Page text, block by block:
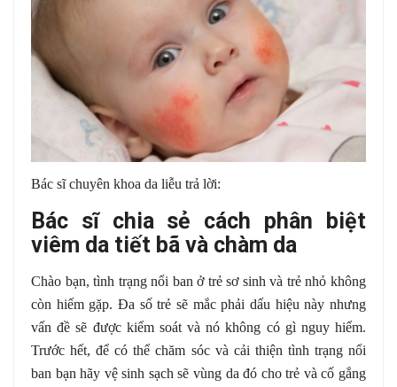
Bác sĩ chuyên khoa da liễu trả lời:
Bác sĩ chia sẻ cách phân biệt
viêm da tiết bã và chàm da
Chào bạn, tình trạng nổi ban ở trẻ sơ sinh và trẻ nhỏ không
còn hiếm gặp. Đa số trẻ sẽ mắc phải dấu hiệu này nhưng
vấn đề sẽ được kiểm soát và nó không có gì nguy hiểm.
Trước hết, để có thể chăm sóc và cải thiện tình trạng nổi
ban bạn hãy vệ sinh sạch sẽ vùng da đó cho trẻ và cố gắng